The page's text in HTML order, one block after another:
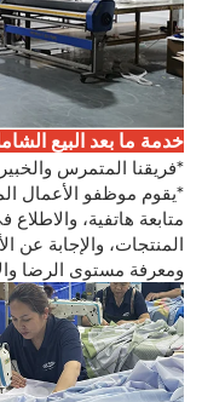
خدمة ما بعد البيع الشاملة
*فريقنا المتمرس والخبير
*يقوم موظفو الأعمال
متابعة هاتفية،
المنتجات، والإجابة عن
ومعرفة مستوى الرضا